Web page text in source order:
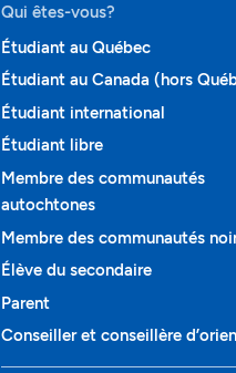
Qui êtes-vous?
Étudiant au Québec
Étudiant au Canada (hors
Étudiant international
Étudiant libre
Membre des communautés
autochtones
Membre des communautés
Élève du secondaire
Parent
Conseiller et conseillère